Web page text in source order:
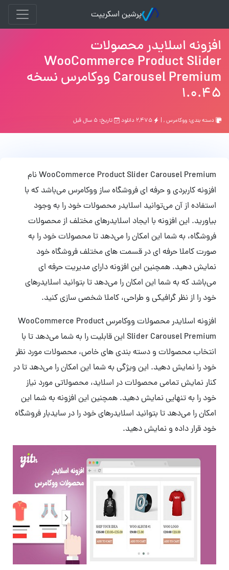
پرشین اسکریپت
افزونه اسلایدر محصولات
WooCommerce Product Slider
Carousel Premium ووکامرس نسخه
1.0.45
دسته بندی: ووکامرس, | ۲,۴۷۵ دانلود تاریخ: ۵ سال قبل
WooCommerce Product Slider Carousel Premium نام
افزونه کاربردی و حرفه ای فروشگاه ساز ووکامرس می‌باشد که با
استفاده از آن می‌توانید اسلایدر محصولات خود را به وجود
بیاورید. این افزونه با ایجاد اسلایدرهای مختلف از محصولات
فروشگاه، به شما این امکان را می‌دهد تا محصولات خود را به
صورت کاملا حرفه ای در قسمت های مختلف فروشگاه خود
نمایش دهید. همچنین این افزونه دارای مدیریت حرفه ای
می‌باشد که به شما این امکان را می‌دهد تا بتوانید اسلایدرهای
خود را از نظر گرافیکی و طراحی، کاملا شخصی سازی کنید.
افزونه اسلایدر محصولات ووکامرس WooCommerce Product
Slider Carousel Premium این قابلیت را به شما می‌دهد تا با
انتخاب محصولات و دسته بندی های خاص، محصولات مورد نظر
خود را نمایش دهید. این ویژگی به شما این امکان را می‌دهد تا در
کنار نمایش تمامی محصولات در اسلاید، محصولاتی مورد نیاز
خود را به تنهایی نمایش دهید. همچنین این افزونه به شما این
امکان را می‌دهد تا بتوانید اسلایدرهای خود را در سایدبار فروشگاه
خود قرار داده و نمایش دهید.